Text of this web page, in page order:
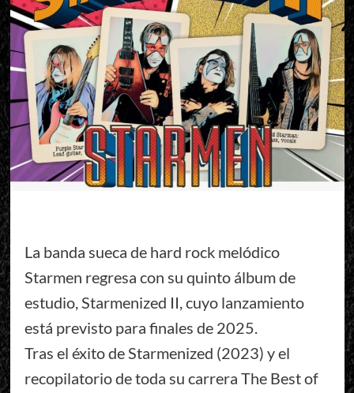
La banda sueca de hard rock melódico
Starmen regresa con su quinto álbum de
estudio, Starmenized II, cuyo lanzamiento
está previsto para finales de 2025.
Tras el éxito de Starmenized (2023) y el
recopilatorio de toda su carrera The Best of